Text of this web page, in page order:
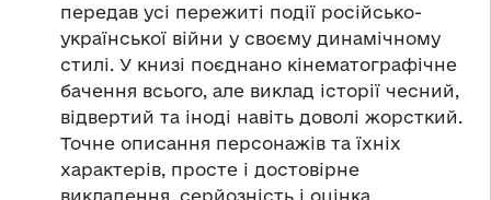
передав усі пережиті події російсько-
української війни у своєму динамічному
стилі. У книзі поєднано кінематографічне
бачення всього, але виклад історії чесний,
відвертий та іноді навіть доволі жорсткий.
Точне описання персонажів та їхніх
характерів, просте і достовірне
викладення, серйозність і оцінка